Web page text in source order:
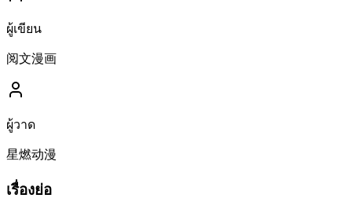
ผู้เขียน
阅文漫画
ผู้วาด
星燃动漫
เรื่องย่อ